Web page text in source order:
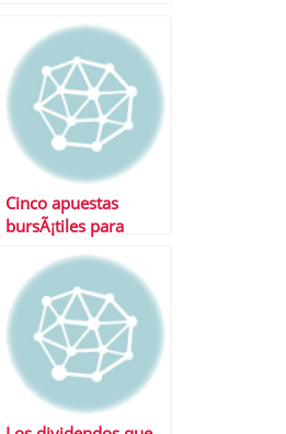
Cinco apuestas
bursÃ¡tiles para
empezar el aÃ±o